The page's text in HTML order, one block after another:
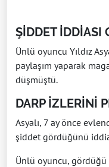
ŞİDDET İDDİASI
Ünlü oyuncu Yıldız
paylaşım yaparak
düşmüştü.
DARP İZLERİNİ
Asyalı, 7 ay önce
şiddet gördüğünü
Ünlü oyuncu, gördüğü